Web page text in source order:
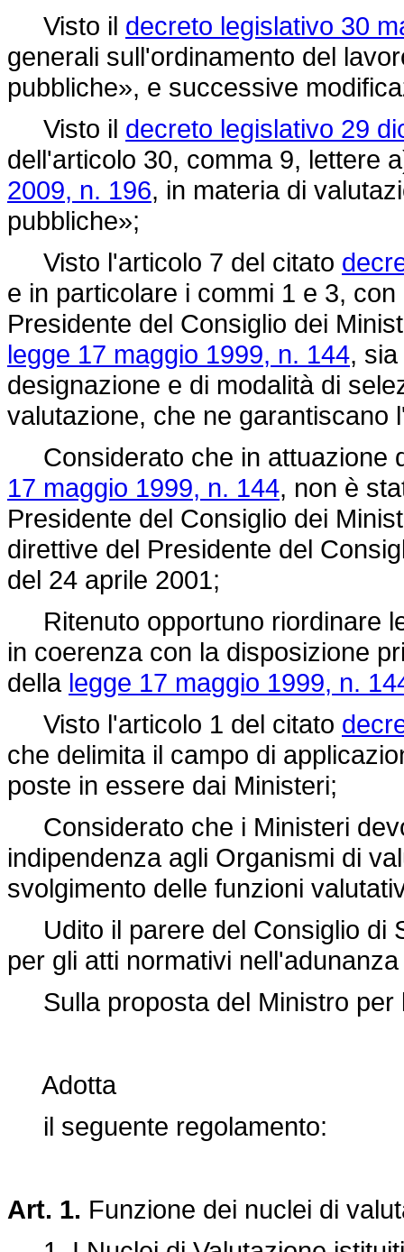
Visto il decreto legislativo 30
generali sull'ordinamento del
pubbliche», e successive
Visto il decreto legislativo 29
dell'articolo 30, comma 9, lettere
2009, n. 196, in materia di
pubbliche»;
Visto l'articolo 7 del citato
e in particolare i commi 1 e 3,
Presidente del Consiglio dei
legge 17 maggio 1999, n. 144,
designazione e di modalità di
valutazione, che ne garantiscano
Considerato che in attuazione
17 maggio 1999, n. 144, non è
Presidente del Consiglio dei
direttive del Presidente del
del 24 aprile 2001;
Ritenuto opportuno riordinare
in coerenza con la disposizione
della legge 17 maggio 1999, n.
Visto l'articolo 1 del citato
che delimita il campo di
poste in essere dai Ministeri;
Considerato che i Ministeri
indipendenza agli Organismi di
svolgimento delle funzioni
Udito il parere del Consiglio di
per gli atti normativi
Sulla proposta del Ministro per
Adotta
il seguente regolamento:
Art. 1. Funzione dei nuclei di